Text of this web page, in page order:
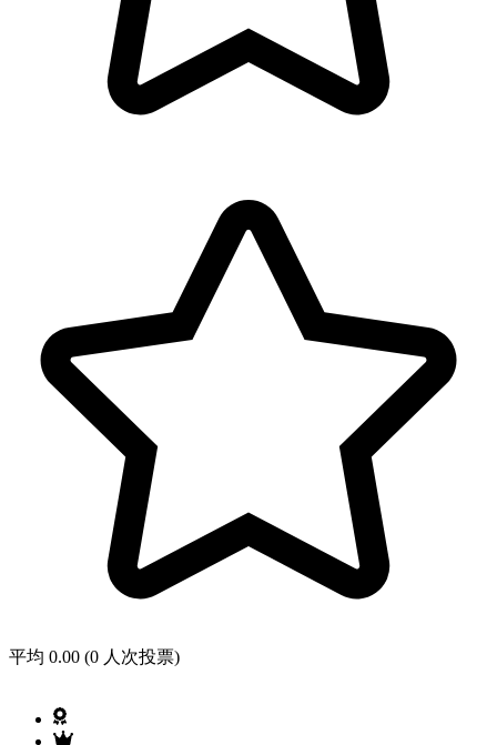
平均 0.00 (0 人次投票)